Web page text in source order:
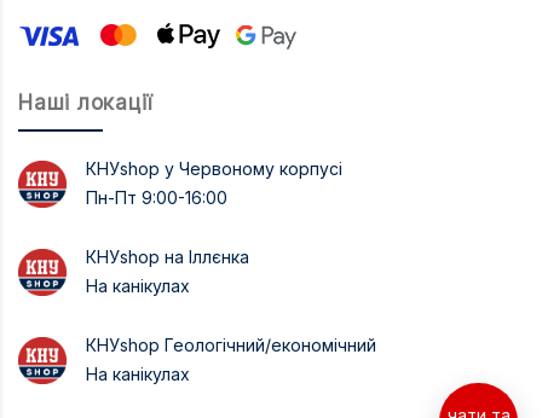
Наші локації
КНУshop у Червоному корпусі
Пн-Пт 9:00-16:00
КНУshop на Іллєнка
На канікулах
КНУshop Геологічний/економічний
На канікулах